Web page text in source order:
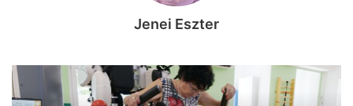
Jenei Eszter